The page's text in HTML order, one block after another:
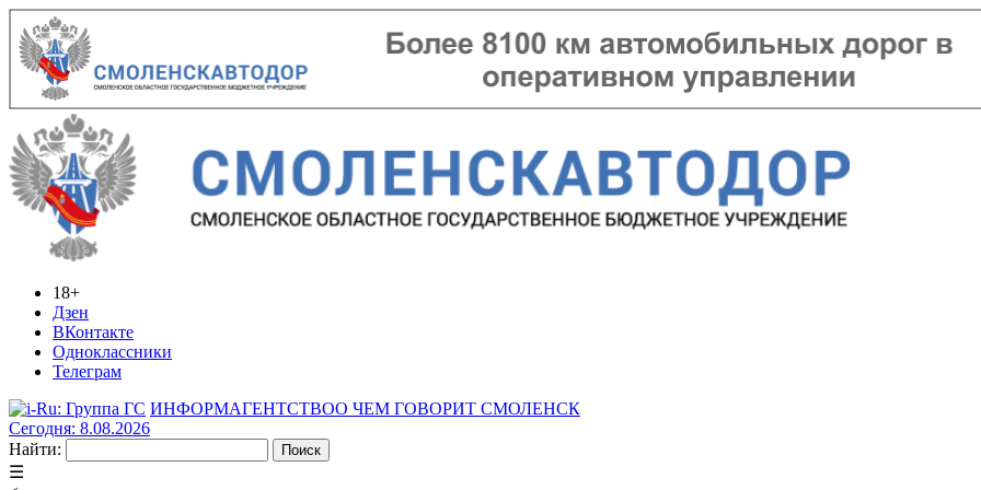
18+
Дзен
ВКонтакте
Одноклассники
Телеграм
ИНФОРМАГЕНТСТВОО ЧЕМ ГОВОРИТ СМОЛЕНСК
Сегодня: 8.08.2026
Найти:
☰